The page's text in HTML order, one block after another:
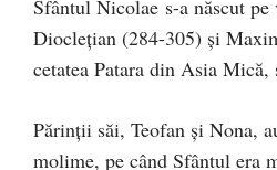
Sfântul Nicolae s-a născut
Diocleţian (284-305) şi
cetatea Patara din Asia Mică,
Părinţii săi, Teofan şi Nona,
molime, pe când Sfântul era